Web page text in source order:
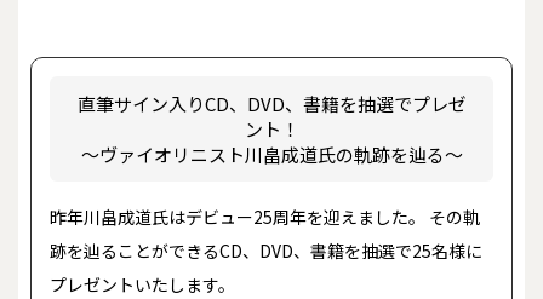
直筆サイン入りCD、DVD、書籍を抽選でプレゼ
ント！
～ヴァイオリニスト川畠成道氏の軌跡を辿る～
昨年川畠成道氏はデビュー25周年を迎えました。
その軌
跡を辿ることができるCD、DVD、書籍を抽選で25名様に
プレゼントいたします。